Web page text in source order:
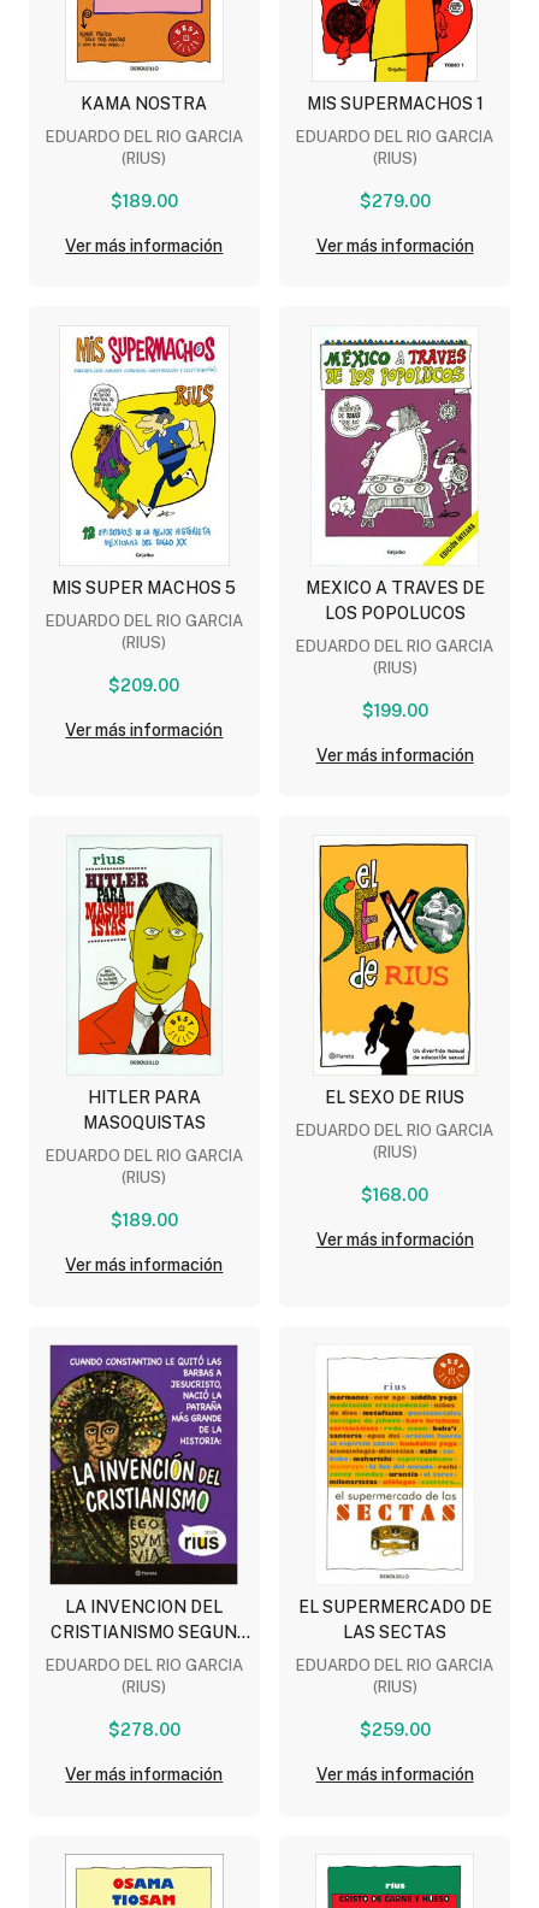
KAMA NOSTRA
EDUARDO DEL RIO GARCIA
(RIUS)
$189.00
Ver más información
MIS SUPERMACHOS 1
EDUARDO DEL RIO GARCIA
(RIUS)
$279.00
Ver más información
MIS SUPER MACHOS 5
EDUARDO DEL RIO GARCIA
(RIUS)
$209.00
Ver más información
MEXICO A TRAVES DE
LOS POPOLUCOS
EDUARDO DEL RIO GARCIA
(RIUS)
$199.00
Ver más información
HITLER PARA
MASOQUISTAS
EDUARDO DEL RIO GARCIA
(RIUS)
$189.00
Ver más información
EL SEXO DE RIUS
EDUARDO DEL RIO GARCIA
(RIUS)
$168.00
Ver más información
LA INVENCION DEL
CRISTIANISMO SEGUN
RIUS
EDUARDO DEL RIO GARCIA
(RIUS)
$278.00
Ver más información
EL SUPERMERCADO DE
LAS SECTAS
EDUARDO DEL RIO GARCIA
(RIUS)
$259.00
Ver más información